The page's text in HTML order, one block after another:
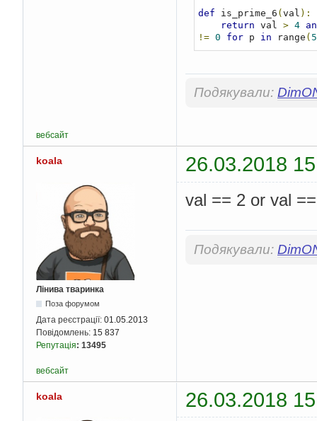
def is_prime_6 ( val ):
return val > 4
!= 0 for p in range ( 5
Подякували:
вебсайт
koala 26.03.2018
Лінива тваринка
Поза форумом
Дата реєстрації: 01.05.2013
Повідомлень: 15 837
Репутація: 13495
val == 2 or val
Подякували:
вебсайт
koala 26.03.2018